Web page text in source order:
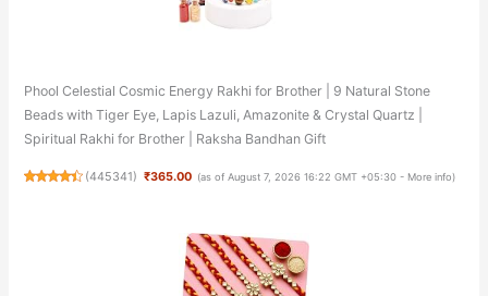
Phool Celestial Cosmic Energy Rakhi for Brother | 9 Natural Stone
Beads with Tiger Eye, Lapis Lazuli, Amazonite & Crystal Quartz |
Spiritual Rakhi for Brother | Raksha Bandhan Gift
(445341) ₹365.00 (as of August 7, 2026 16:22 GMT +05:30 - More info)